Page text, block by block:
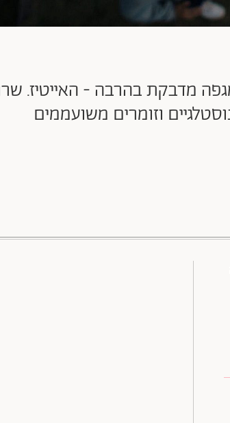
מדבקת בהרבה - האייטיז.
וזומרים משועממים